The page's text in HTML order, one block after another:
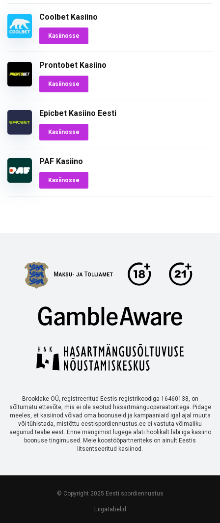
Coolbet Kasiino
Kasiinosse
Prontobet Kasiino
Kasiinosse
Epicbet Kasiino Eesti
Kasiinosse
PAF Kasiino
Kasiinosse
Brooklake OÜ, registreeritud Eestis registrikoodiga 16460138, on
sõltumatu ettevõte, mis ei ole seotud hasartmänguoperaatoritega. Pidage
meeles, et kasiinod võivad oma boonuseid ja kampaaniaid igal ajal muuta
või tühistada, mistõttu eestispordiennustus.ee ei vastuta võimaliku
aegunud teabe eest. Enne mängimist lugege alati hoolikalt läbi iga kasiino
boonuse tingimused. Meie koostööpartneriteks on ainult Eestis
litsentseeritud kasiinod.
© Copyright 2025 Eesti spordiennustus
Liigatabelid